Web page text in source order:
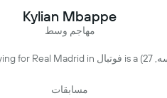
Kylian Mbappe
مهاجم وسط
مسابقات